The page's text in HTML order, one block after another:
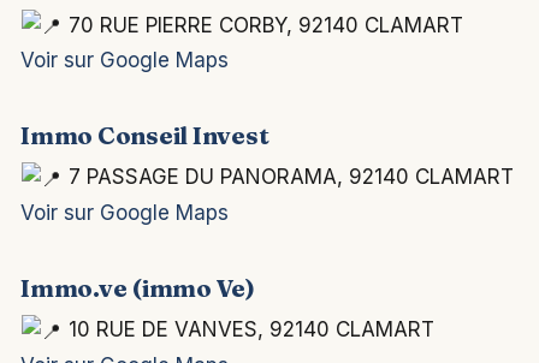
70 RUE PIERRE CORBY, 92140 CLAMART
Voir sur Google Maps
Immo Conseil Invest
7 PASSAGE DU PANORAMA, 92140 CLAMART
Voir sur Google Maps
Immo.ve (immo Ve)
10 RUE DE VANVES, 92140 CLAMART